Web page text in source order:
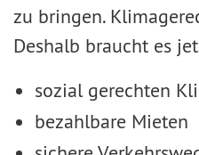
zu bringen.
Deshalb braucht es
sozial gerechten
bezahlbare Mieten